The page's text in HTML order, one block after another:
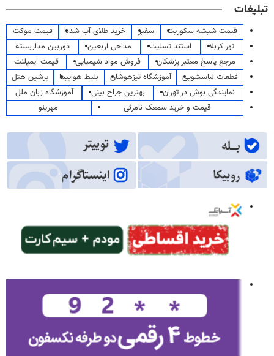
تبلیغات
قیمت شیشه سکوریت سفیر خرید طلای آب شده
قیمت موکت
تور کربلا
استند تسلیت مداحی اربعین
دوربین مداربسته
مرجع پاسخ معتبر پزشکان
فروش مواد شیمیایی
قیمت ایمپلنت
قطعات لباسشویی
آموزشگاه تیزهوشان بلیط هواپیما
پرشین هتل
نمایندگی بوش در تهران
بهترین جراح بینی
آموزشگاه زبان ملل
قیمت و خرید سمعک نامرئی
مهرینو